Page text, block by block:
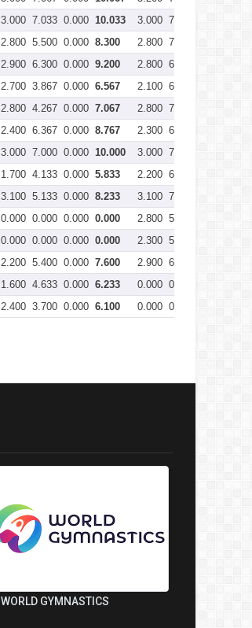
3.000 7.033 0.000 10.033 3.000 7.467
2.800 5.500 0.000 8.300 2.800 7.333
2.900 6.300 0.000 9.200 2.800 6.400
2.700 3.867 0.000 6.567 2.100 6.900
2.800 4.267 0.000 7.067 2.800 7.033
2.400 6.367 0.000 8.767 2.300 6.367
3.000 7.000 0.000 10.000 3.000 7.767
1.700 4.133 0.000 5.833 2.200 6.100
3.100 5.133 0.000 8.233 3.100 7.000
0.000 0.000 0.000 0.000 2.800 5.767
0.000 0.000 0.000 0.000 2.300 5.900
2.200 5.400 0.000 7.600 2.900 6.200
1.600 4.633 0.000 6.233 0.000 0.000
2.400 3.700 0.000 6.100 0.000 0.000
WORLD GYMNASTICS